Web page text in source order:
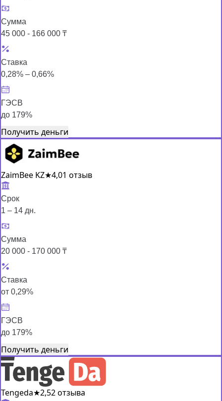
Сумма
45 000 - 166 000 ₸
Ставка
0,28% – 0,66%
ГЭСВ
до 179%
Получить деньги
ZaimBee KZ★4,01 отзыв
Срок
1 – 14 дн.
Сумма
20 000 - 170 000 ₸
Ставка
от 0,29%
ГЭСВ
до 179%
Получить деньги
Tengeda★2,52 отзыва